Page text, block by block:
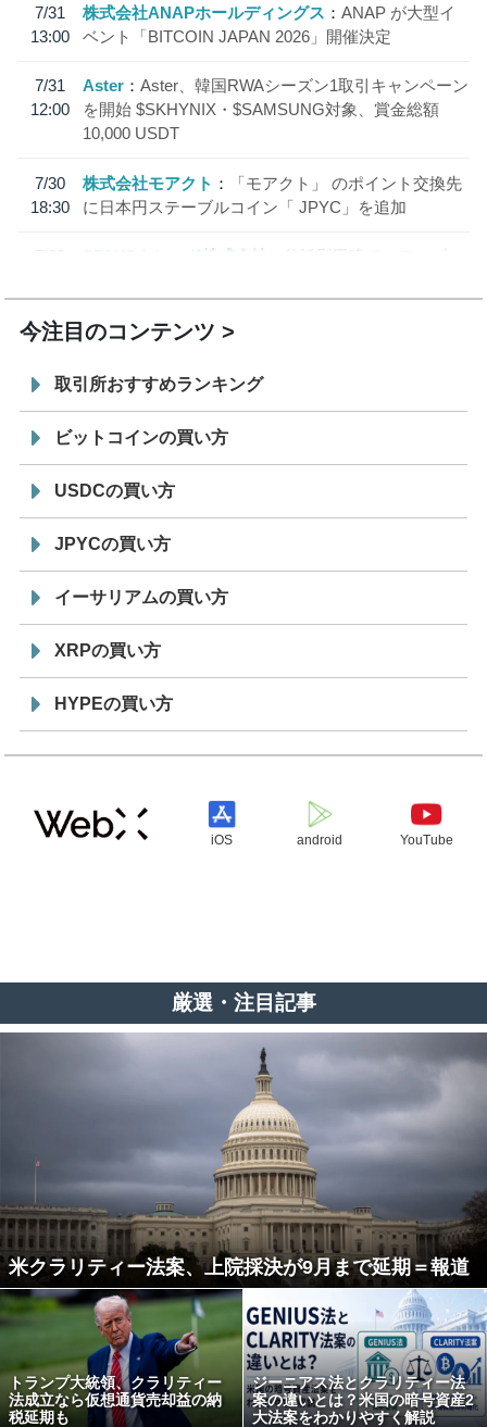
7/31
13:00
株式会社ANAPホールディングス
ANAP が大型イ
ベント「BITCOIN JAPAN 2026」開催決定
7/31
12:00
Aster
Aster、韓国RWAシーズン1取引キャンペーン
を開始 $SKHYNIX・$SAMSUNG対象、賞金総額
10,000 USDT
7/30
18:30
株式会社モアクト
「モアクト」 のポイント交換先
に日本円ステーブルコイン「 JPYC」を追加
7/29
SBI VCトレード株式会社
信託型円建てステーブル
今注目のコンテンツ
取引所おすすめランキング
ビットコインの買い方
USDCの買い方
JPYCの買い方
イーサリアムの買い方
XRPの買い方
HYPEの買い方
iOS android YouTube
厳選・注目記事
米クラリティー法案、上院採決が9月まで延期＝報道
トランプ大統領、クラリティー
法成立なら仮想通貨売却益の納
税延期も
ジーニアス法とクラリティー法
案の違いとは？米国の暗号資産2
大法案をわかりやすく解説